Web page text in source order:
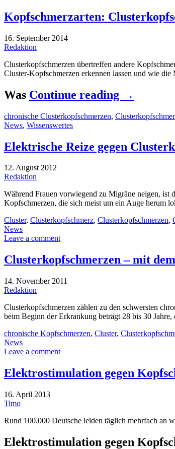
Kopfschmerzarten:
16. September 2014
Redaktion
Clusterkopfschmerzen übertreffen andere
Cluster-Kopfschmerzen erkennen lassen und wie
Was Continue reading →
chronische Clusterkopfschmerzen,
News, Wissenswertes
Elektrische Reize gegen
12. August 2012
Redaktion
Während Frauen vorwiegend zu Migräne neigen, ist
Kopfschmerzen, die sich meist um ein Auge herum
Cluster, Clusterkopfschmerz, Clusterkopfschmerzen,
News
Leave a comment
Clusterkopfschmerzen – mit
14. November 2011
Redaktion
Clusterkopfschmerzen zählen zu den schwersten
beim Beginn der Erkrankung beträgt 28 bis 30
chronische Kopfschmerzen, Cluster,
News
Leave a comment
Elektrostimulation gegen
16. April 2013
Timo
Rund 100.000 Deutsche leiden täglich mehrfach an
Elektrostimulation gegen